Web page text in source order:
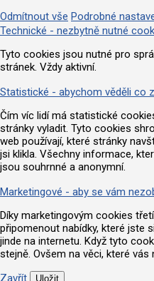
Odmítnout vše Podrobné
Technické - nezbytně nutné
Tyto cookies jsou nutné pro
stránek. Vždy aktivní.
Statistické - abychom věděli co
Čím víc lidí má statistické
stránky vyladit. Tyto cookies
web používají, které stránky
jsi klikla. Všechny informace,
jsou souhrnné a anonymní.
Marketingové - aby se vám
Díky marketingovým cookies
připomenout nabídky, které jste
jinde na internetu. Když tyto
stejně. Ovšem na věci, které vás
Zavřít
Uložit